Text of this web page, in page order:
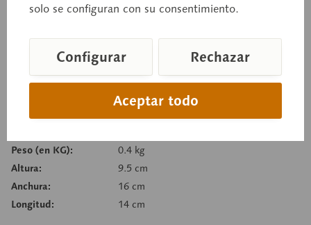
Precio a consultar
Cesta de consulta
Recomendar
Peso (en KG):
0.4 kg
Altura:
9.5 cm
Anchura:
16 cm
Longitud:
14 cm
solo se configuran con su consentimiento.
Aceptar todo
Configurar Rechazar